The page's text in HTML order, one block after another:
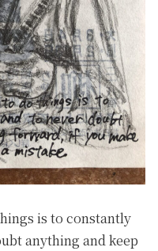
is to constantly
anything and keep